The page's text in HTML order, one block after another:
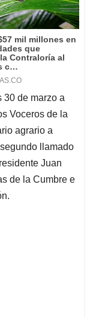
30 de marzo a
Voceros de la
agrario a
llamado
Juan
de la Cumbre e